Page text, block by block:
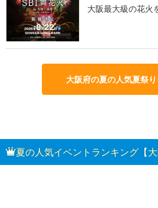
大阪最大級の花火
大阪府の夏の人気夏祭
夏の人気イベントランキング【大